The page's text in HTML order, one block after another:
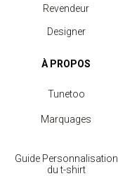
Revendeur
Designer
À PROPOS
Tunetoo
Marquages
Guide Personnalisation
du t-shirt